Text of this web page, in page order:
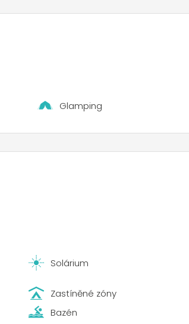
Glamping
Solárium
Zastíněné zóny
Bazén